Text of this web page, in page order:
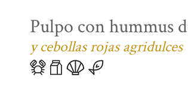
Pulpo con hummus
y cebollas rojas agridulces